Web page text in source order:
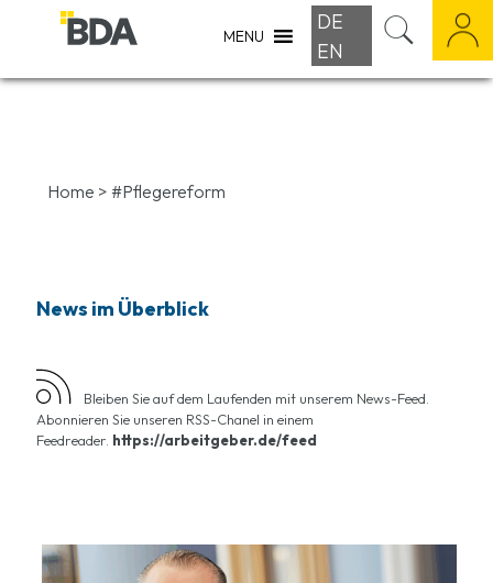
MENU
DE
EN
Home > #Pflegereform
News im Überblick
Bleiben Sie auf dem Laufenden mit unserem News-Feed.
Abonnieren Sie unseren RSS-Chanel in einem
Feedreader. https://arbeitgeber.de/feed